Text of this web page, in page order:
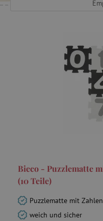
Bieco - Puzzlematte
(10 Teile)
Puzzlematte mit Zahlen
weich und sicher